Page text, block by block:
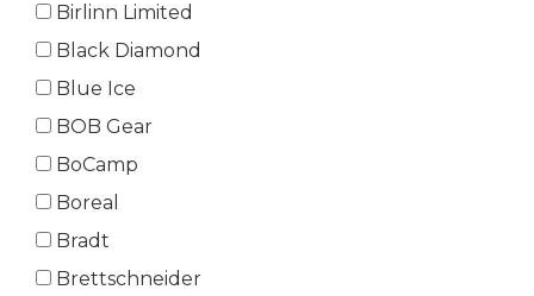
Birlinn Limited
Black Diamond
Blue Ice
BOB Gear
BoCamp
Boreal
Bradt
Brettschneider